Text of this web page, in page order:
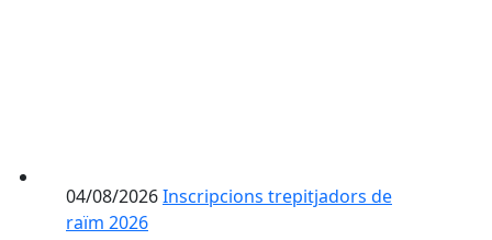
04/08/2026Inscripcions trepitjadors de
raïm 2026